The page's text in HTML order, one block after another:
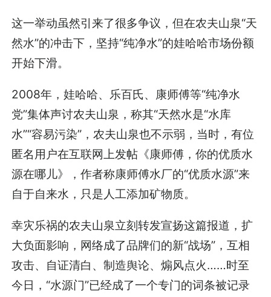
这一举动虽然引来了很多争议，但在农夫山泉“天
然水”的冲击下，坚持“纯净水”的娃哈哈市场份额
开始下滑。
2008年，娃哈哈、乐百氏、康师傅等“纯净水
党”集体声讨农夫山泉，称其“天然水是“水库
水”“容易污染”，农夫山泉也不示弱，当时，有位
匿名用户在互联网上发帖《康师傅，你的优质水
源在哪儿》，作者称康师傅水厂的“优质水源”来
自于自来水，只是人工添加矿物质。
幸灾乐祸的农夫山泉立刻转发宣扬这篇报道，扩
大负面影响，网络成了品牌们的新“战场”，互相
攻击、自证清白、制造舆论、煽风点火……时至
今日，“水源门”已经成了一个专门的词条被记录